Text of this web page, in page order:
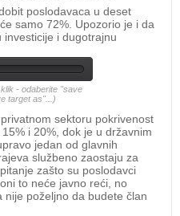
poslodavaca u deset
samo 72%. Upozorio je i da
investicije i dugotrajnu
- odaberite "save
target as"...)
sektoru pokrivenost
i 20%, dok je u državnim
jedan od glavnih
službeno zaostaju za
zašto su poslodavci
to neće javno reći, no
nije poželjno da budete član